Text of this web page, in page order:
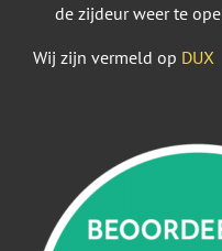
de zijdeur weer te
Wij zijn vermeld op DUX